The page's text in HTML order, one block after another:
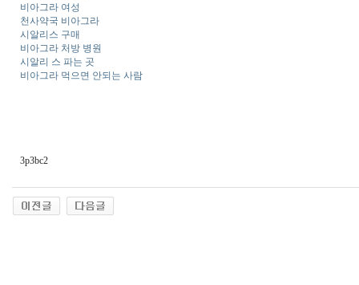
비아그라 여성
천사약국 비아그라
시알리스 구매
비아그라 처방 병원
시알리 스 파는 곳
비아그라 먹으면 안되는 사람
3p3bc2